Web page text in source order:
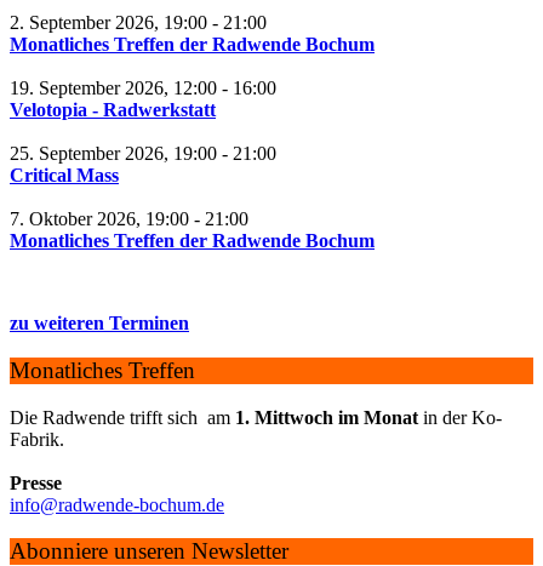
2. September 2026, 19:00 - 21:00
Monatliches Treffen der Radwende Bochum
19. September 2026, 12:00 - 16:00
Velotopia - Radwerkstatt
25. September 2026, 19:00 - 21:00
Critical Mass
7. Oktober 2026, 19:00 - 21:00
Monatliches Treffen der Radwende Bochum
zu weiteren Terminen
Monatliches Treffen
Die Radwende trifft sich am 1. Mittwoch im Monat in der Ko-
Fabrik.
Presse
info@radwende-bochum.de
Abonniere unseren Newsletter